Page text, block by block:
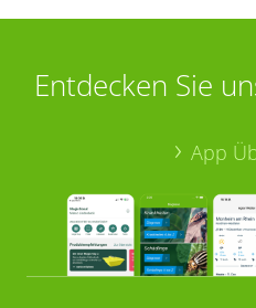
Entdecken Sie
App